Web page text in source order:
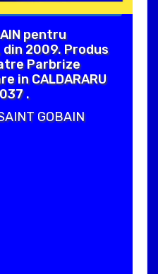
pentru
din 2009. Produs
Parbrize
in CALDARARU
.
GOBAIN